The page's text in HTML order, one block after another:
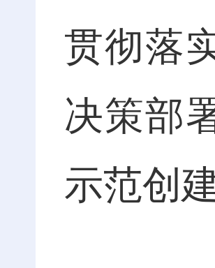
贯彻落
决策部
示范创